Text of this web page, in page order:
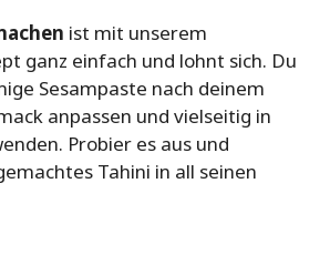
ist mit unserem
ganz einfach und lohnt sich. Du
Sesampaste nach deinem
anpassen und vielseitig in
Probier es aus und
Tahini in all seinen